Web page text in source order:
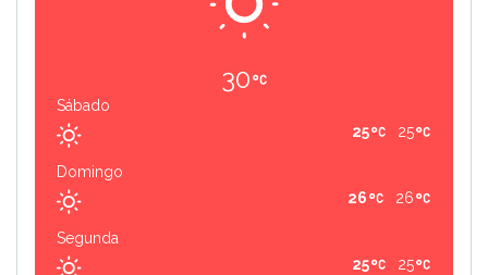
30
Sábado
25
25
Domingo
26
26
Segunda
25
25